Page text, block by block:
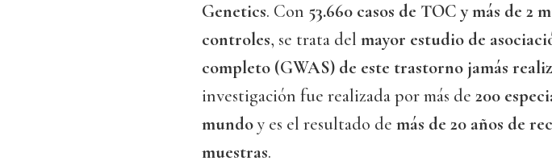
Genetics. Con 53.660 casos de TOC y más de 2
controles, se trata del mayor estudio de
completo (GWAS) de este trastorno jamás
investigación fue realizada por más de 200
mundoy es el resultado de más de 20 años de
muestras.